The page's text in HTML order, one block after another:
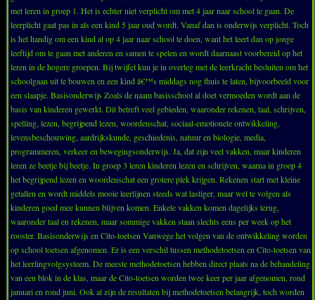
met leren in groep 1. Het is echter niet verplicht om met 4 jaar naar school te gaan. De
leerplicht gaat pas in als een kind 5 jaar oud wordt. Vanaf dan is onderwijs verplicht. Toch
is het handig om een kind al op 4 jaar naar school te doen, want het leert dan op jonge
leeftijd om te gaan met anderen en samen te spelen en wordt daarnaast voorbereid op het
leren in de hogere groepen. Bij twijfel kun je in overleg met de leerkracht besluiten om het
schoolgaan uit te bouwen en een kind â€™s middags nog thuis te laten, bijvoorbeeld voor
een slaapje. Basisonderwijs Zoals de naam basisschool al doet vermoeden wordt aan de
basis van kinderen gewerkt. Dit betreft veel gebieden, waaronder rekenen, taal, schrijven,
spelling, lezen, begrijpend lezen, woordenschat, sociaal-emotionele ontwikkeling,
levensbeschouwing, aardrijkskunde, geschiedenis, natuur en biologie, media,
programmeren, verkeer en bewegingsonderwijs. Ja, dat zijn veel vakken, maar kinderen
leren ze beetje bij beetje. In groep 3 leren kinderen lezen en schrijven, waarna in groep 4
het begrijpend lezen en woordenschat een grotere plek krijgen. Rekenen start met kleine
getallen en wordt middels mooie leerlijnen steeds wat lastiger, maar wel te volgen als
kinderen goed mee kunnen blijven komen. Enkele vakken komen dagelijks terug,
waaronder taal en rekenen, maar sommige vakken staan slechts eens per week op het
rooster. Basisonderwijs en Cito-toetsen Vanwege het volgen van de ontwikkeling worden
op school toetsen afgenomen. Er is een verschil tussen methodetoetsen en Cito-toetsen van
het leerlingvolgsysteem. De meeste methodetoetsen hebben direct plaats na de behandeling
van een blok in de klas, maar de Cito-toetsen worden twee keer per jaar afgenomen, rond
januari en rond juni. Ook al zijn de resultaten bij methodetoetsen belangrijk, toch worden